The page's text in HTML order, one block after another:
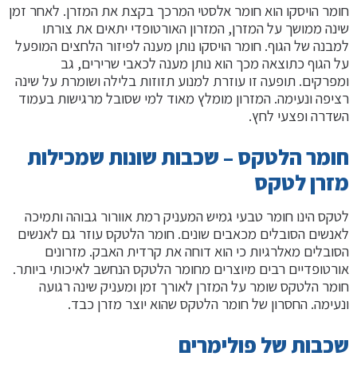
חומר הויסקו הוא חומר אלסטי המרכך בקצת את המזרן. לאחר זמן
שינה ממושך על המזרן, המזרון האורטופדי יתאים את צורתו
למבנה של הגוף. חומר הויסקו נותן מענה לפיזור הלחצים המופעל
על הגוף כתוצאה מכך הוא נותן מענה לכאבי שרירים, גב
ומפרקים. תופעה זו עוזרת למנוע תזוזות בלילה ושומרת על שינה
רציפה ונעימה. המזרון מומלץ מאוד למי שסובל מרגישות בעמוד
השדרה ופצעי לחץ.
חומר הלטקס – שכבות שונות שמכילות
מזרן לטקס
לטקס הינו חומר טבעי גמיש המעניק רמת אוורור גבוהה ותמיכה
לאנשים הסובלים מכאבים שונים. חומר הלטקס עוזר גם לאנשים
הסובלים מאלרגיות כי הוא דוחה את קרדית האבק. מזרונים
אורטופדיים רבים מיוצרים מחומר הלטקס הנחשב לאיכותי ביותר.
חומר הלטקס שומר על המזרן לאורך זמן ומעניק שינה רגועה
ונעימה. החסרון של חומר הלטקס שהוא יוצר מזרן כבד.
שכבות של פולימרים